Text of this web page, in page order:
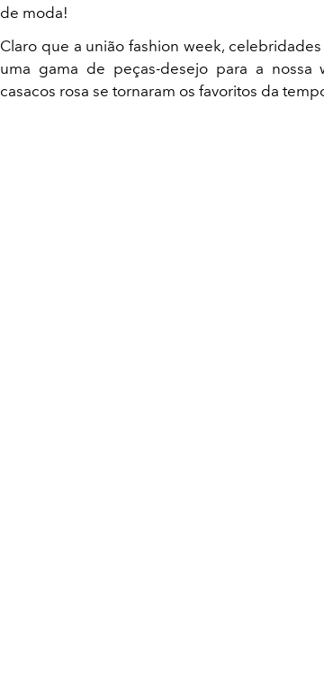
de moda!
Claro que a união fashion week,
uma gama de peças-desejo para a
casacos rosa se tornaram os favoritos da